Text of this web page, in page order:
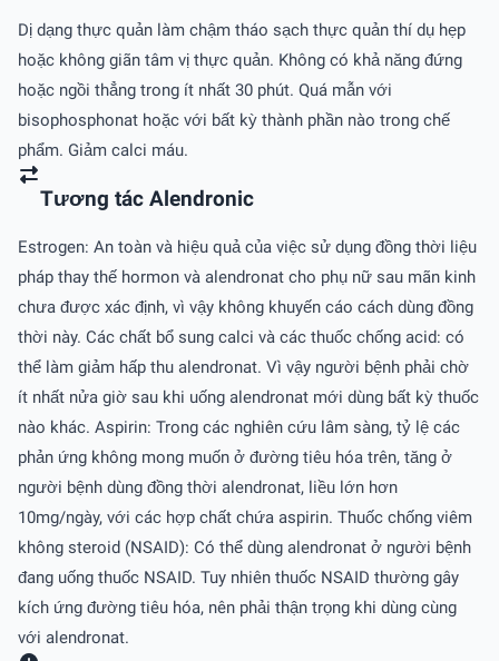
Dị dạng thực quản làm chậm tháo sạch thực quản thí dụ hẹp
hoặc không giãn tâm vị thực quản. Không có khả năng đứng
hoặc ngồi thẳng trong ít nhất 30 phút. Quá mẫn với
bisophosphonat hoặc với bất kỳ thành phần nào trong chế
phẩm. Giảm calci máu.
Tương tác Alendronic
Estrogen: An toàn và hiệu quả của việc sử dụng đồng thời liệu
pháp thay thế hormon và alendronat cho phụ nữ sau mãn kinh
chưa được xác định, vì vậy không khuyến cáo cách dùng đồng
thời này. Các chất bổ sung calci và các thuốc chống acid: có
thể làm giảm hấp thu alendronat. Vì vậy người bệnh phải chờ
ít nhất nửa giờ sau khi uống alendronat mới dùng bất kỳ thuốc
nào khác. Aspirin: Trong các nghiên cứu lâm sàng, tỷ lệ các
phản ứng không mong muốn ở đường tiêu hóa trên, tăng ở
người bệnh dùng đồng thời alendronat, liều lớn hơn
10mg/ngày, với các hợp chất chứa aspirin. Thuốc chống viêm
không steroid (NSAID): Có thể dùng alendronat ở người bệnh
đang uống thuốc NSAID. Tuy nhiên thuốc NSAID thường gây
kích ứng đường tiêu hóa, nên phải thận trọng khi dùng cùng
với alendronat.